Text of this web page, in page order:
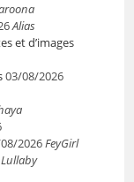
Alias
et d’images
03/08/2026
2026FeyGirl
Lullaby